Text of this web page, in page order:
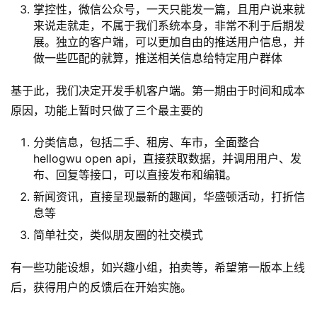
原
创
掌控性，微信公众号，一天只能发一篇，且用户说来就
来说走就走，不属于我们系统本身，非常不利于后期发
展。独立的客户端，可以更加自由的推送用户信息，并
做一些匹配的就算，推送相关信息给特定用户群体
基于此，我们决定开发手机客户端。第一期由于时间和成本
原因，功能上暂时只做了三个最主要的
分类信息，包括二手、租房、车市，全面整合
hellogwu open api，直接获取数据，并调用用户、发
布、回复等接口，可以直接发布和编辑。
新闻资讯，直接呈现最新的趣闻，华盛顿活动，打折信
息等
简单社交，类似朋友圈的社交模式
有一些功能设想，如兴趣小组，拍卖等，希望第一版本上线
后，获得用户的反馈后在开始实施。